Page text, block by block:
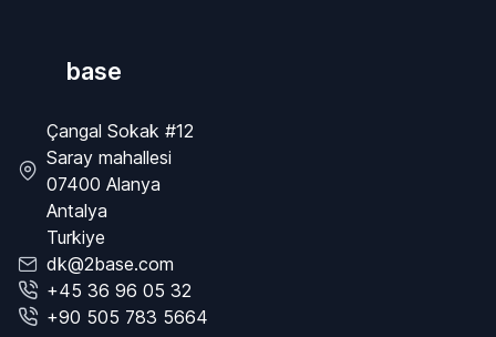
base
Çangal Sokak #12
Saray mahallesi
07400 Alanya
Antalya
Turkiye
dk@2base.com
+45 36 96 05 32
+90 505 783 5664